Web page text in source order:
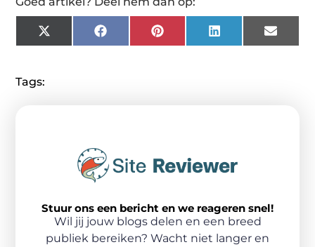
X
(Twitter)
FacebookPinterestLinkedIn Email
Tags:
Stuur ons een bericht en we reageren snel!
Wil jij jouw blogs delen en een breed
publiek bereiken? Wacht niet langer en